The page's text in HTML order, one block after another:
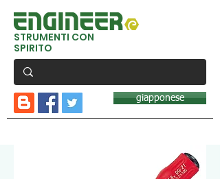
STRUMENTI CON
SPIRITO
giapponese